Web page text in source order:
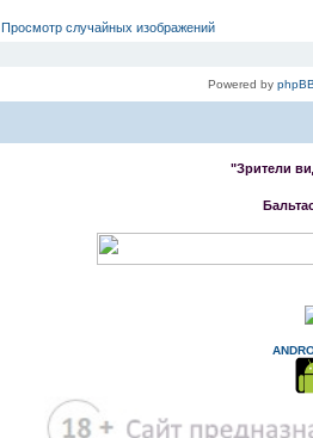
Просмотр случайных изображений
Powered by
"Зрители